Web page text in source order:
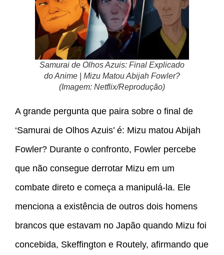
Samurai de Olhos Azuis: Final Explicado
do Anime | Mizu Matou Abijah Fowler?
(Imagem: Netflix/Reprodução)
A grande pergunta que paira sobre o final de
‘Samurai de Olhos Azuis’ é: Mizu matou Abijah
Fowler? Durante o confronto, Fowler percebe
que não consegue derrotar Mizu em um
combate direto e começa a manipulá-la. Ele
menciona a existência de outros dois homens
brancos que estavam no Japão quando Mizu foi
concebida, Skeffington e Routely, afirmando que